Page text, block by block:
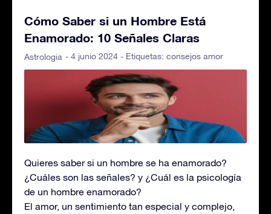
Cómo Saber si un Hombre Está
Enamorado: 10 Señales Claras
Astrologia - 4 junio 2024 - Etiquetas: consejos amor
Quieres saber si un hombre se ha enamorado?
¿Cuáles son las señales? y ¿Cuál es la psicología
de un hombre enamorado?
El amor, un sentimiento tan especial y complejo,